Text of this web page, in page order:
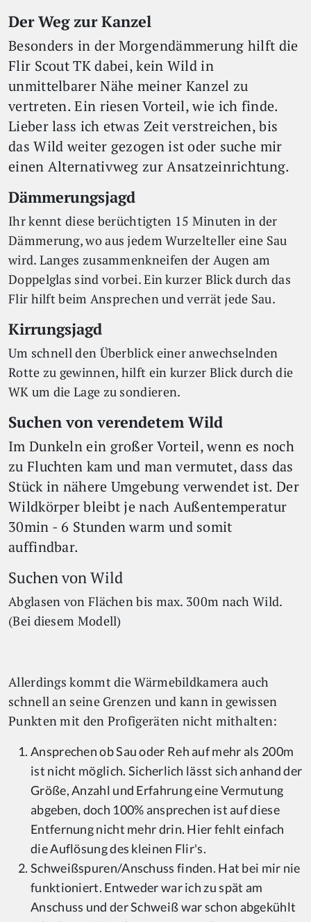
Der Weg zur Kanzel
Besonders in der Morgendämmerung hilft die
Flir Scout TK dabei, kein Wild in
unmittelbarer Nähe meiner Kanzel zu
vertreten. Ein riesen Vorteil, wie ich finde.
Lieber lass ich etwas Zeit verstreichen, bis
das Wild weiter gezogen ist oder suche mir
einen Alternativweg zur Ansatzeinrichtung.
Dämmerungsjagd
Ihr kennt diese berüchtigten 15 Minuten in der
Dämmerung, wo aus jedem Wurzelteller eine Sau
wird. Langes zusammenkneifen der Augen am
Doppelglas sind vorbei. Ein kurzer Blick durch das
Flir hilft beim Ansprechen und verrät jede Sau.
Kirrungsjagd
Um schnell den Überblick einer anwechselnden
Rotte zu gewinnen, hilft ein kurzer Blick durch die
WK um die Lage zu sondieren.
Suchen von verendetem Wild
Im Dunkeln ein großer Vorteil, wenn es noch
zu Fluchten kam und man vermutet, dass das
Stück in nähere Umgebung verwendet ist. Der
Wildkörper bleibt je nach Außentemperatur
30min - 6 Stunden warm und somit
auffindbar.
Suchen von Wild
Abglasen von Flächen bis max. 300m nach Wild.
(Bei diesem Modell)
Allerdings kommt die Wärmebildkamera auch
schnell an seine Grenzen und kann in gewissen
Punkten mit den Profigeräten nicht mithalten:
Ansprechen ob Sau oder Reh auf mehr als 200m
ist nicht möglich. Sicherlich lässt sich anhand der
Größe, Anzahl und Erfahrung eine Vermutung
abgeben, doch 100% ansprechen ist auf diese
Entfernung nicht mehr drin. Hier fehlt einfach
die Auflösung des kleinen Flir's.
Schweißspuren/Anschuss finden. Hat bei mir nie
funktioniert. Entweder war ich zu spät am
Anschuss und der Schweiß war schon abgekühlt